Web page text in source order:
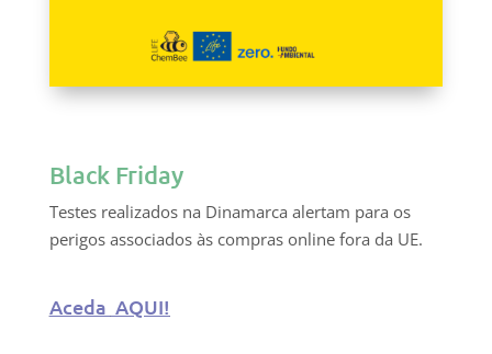
Black Friday
Testes realizados na Dinamarca alertam para os
perigos associados às compras online fora da UE.
Aceda AQUI!